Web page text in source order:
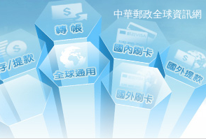
中華郵政全球資訊網
郵好禮(活動期間：115/08/07-115/10/01)
心 2026巨城年中慶夏日BIG好刷(活動期間：115/08/06-
西第2波 刷卡郵好禮(活動期間：115/08/06-115/09/02)